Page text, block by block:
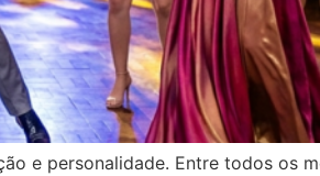
e personalidade. Entre todos os